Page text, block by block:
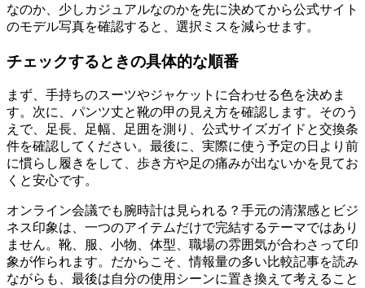
なのか、少しカジュアルなのかを先に決めてから公式サイト
のモデル写真を確認すると、選択ミスを減らせます。
チェックするときの具体的な順番
まず、手持ちのスーツやジャケットに合わせる色を決めま
す。次に、パンツ丈と靴の甲の見え方を確認します。そのう
えで、足長、足幅、足囲を測り、公式サイズガイドと交換条
件を確認してください。最後に、実際に使う予定の日より前
に慣らし履きをして、歩き方や足の痛みが出ないかを見てお
くと安心です。
オンライン会議でも腕時計は見られる？手元の清潔感とビジ
ネス印象は、一つのアイテムだけで完結するテーマではあり
ません。靴、服、小物、体型、職場の雰囲気が合わさって印
象が作られます。だからこそ、情報量の多い比較記事を読み
ながらも、最後は自分の使用シーンに置き換えて考えること